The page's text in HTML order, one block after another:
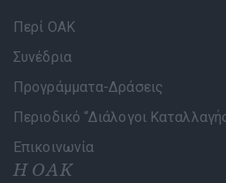
Περί ΟΑΚ
Συνέδρια
Προγράμματα-Δράσεις
Περιοδικό “Διάλογοι
Επικοινωνία
Η ΟΑΚ